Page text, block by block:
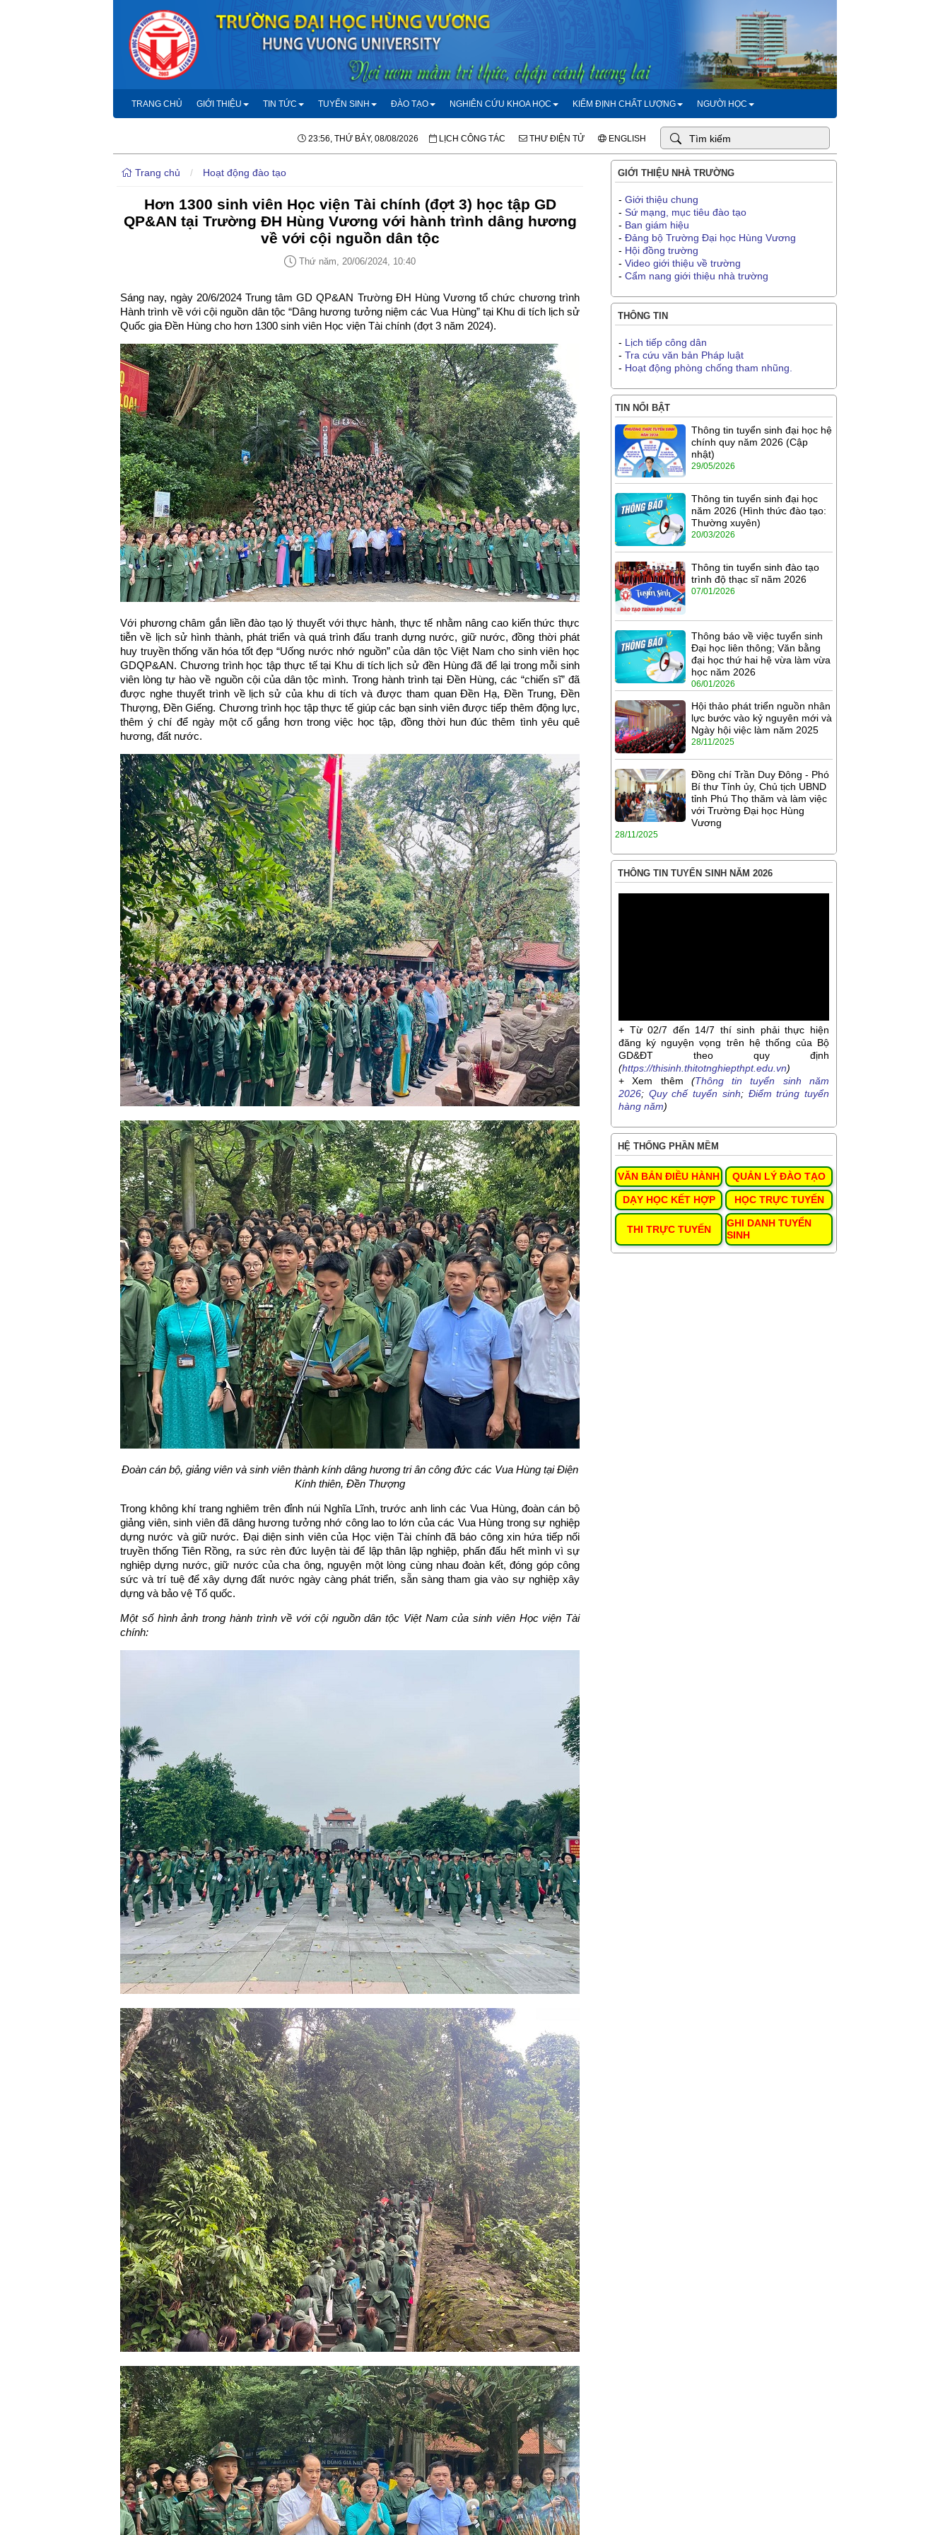
TRANG CHỦ GIỚI THIỆU TIN TỨC TUYỂN SINH ĐÀO TẠO NGHIÊN CỨU KHOA HỌC KIỂM ĐỊNH CHẤT LƯỢNG NGƯỜI HỌC
23:56, THỨ BẢY, 08/08/2026 LỊCH CÔNG TÁC THƯ ĐIỆN TỬ ENGLISH
Trang chủ / Hoạt động đào tạo
Hơn 1300 sinh viên Học viện Tài chính (đợt 3) học tập GD
QP&AN tại Trường ĐH Hùng Vương với hành trình dâng hương
về với cội nguồn dân tộc
Thứ năm, 20/06/2024, 10:40
Sáng nay, ngày 20/6/2024 Trung tâm GD QP&AN Trường ĐH Hùng Vương tổ chức chương trình
Hành trình về với cội nguồn dân tộc “Dâng hương tưởng niệm các Vua Hùng” tại Khu di tích lịch sử
Quốc gia Đền Hùng cho hơn 1300 sinh viên Học viện Tài chính (đợt 3 năm 2024).
Với phương châm gắn liền đào tạo lý thuyết với thực hành, thực tế nhằm nâng cao kiến thức thực
tiễn về lịch sử hình thành, phát triển và quá trình đấu tranh dựng nước, giữ nước, đồng thời phát
huy truyền thống văn hóa tốt đẹp “Uống nước nhớ nguồn” của dân tộc Việt Nam cho sinh viên học
GDQP&AN. Chương trình học tập thực tế tại Khu di tích lịch sử đền Hùng đã để lại trong mỗi sinh
viên lòng tự hào về nguồn cội của dân tộc mình. Trong hành trình tại Đền Hùng, các “chiến sĩ” đã
được nghe thuyết trình về lịch sử của khu di tích và được tham quan Đền Hạ, Đền Trung, Đền
Thượng, Đền Giếng. Chương trình học tập thực tế giúp các bạn sinh viên được tiếp thêm động lực,
thêm ý chí để ngày một cố gắng hơn trong việc học tập, đồng thời hun đúc thêm tình yêu quê
hương, đất nước.
Đoàn cán bộ, giảng viên và sinh viên thành kính dâng hương tri ân công đức các Vua Hùng tại Điện
Kính thiên, Đền Thượng
Trong không khí trang nghiêm trên đỉnh núi Nghĩa Lĩnh, trước anh linh các Vua Hùng, đoàn cán bộ
giảng viên, sinh viên đã dâng hương tưởng nhớ công lao to lớn của các Vua Hùng trong sự nghiệp
dựng nước và giữ nước. Đại diện sinh viên của Học viện Tài chính đã báo công xin hứa tiếp nối
truyền thống Tiên Rồng, ra sức rèn đức luyện tài để lập thân lập nghiệp, phấn đấu hết mình vì sự
nghiệp dựng nước, giữ nước của cha ông, nguyện một lòng cùng nhau đoàn kết, đóng góp công
sức và trí tuệ để xây dựng đất nước ngày càng phát triển, sẵn sàng tham gia vào sự nghiệp xây
dựng và bảo vệ Tổ quốc.
Một số hình ảnh trong hành trình về với cội nguồn dân tộc Việt Nam của sinh viên Học viện Tài
chính:
GIỚI THIỆU NHÀ TRƯỜNG
- Giới thiệu chung
- Sứ mạng, mục tiêu đào tạo
- Ban giám hiệu
- Đảng bộ Trường Đại học Hùng Vương
- Hội đồng trường
- Video giới thiệu về trường
- Cẩm nang giới thiệu nhà trường
THÔNG TIN
- Lịch tiếp công dân
- Tra cứu văn bản Pháp luật
- Hoạt động phòng chống tham nhũng.
TIN NỔI BẬT
Thông tin tuyển sinh đại học hệ
chính quy năm 2026 (Cập
nhật)
29/05/2026
Thông tin tuyển sinh đại học
năm 2026 (Hình thức đào tạo:
Thường xuyên)
20/03/2026
Thông tin tuyển sinh đào tạo
trình độ thạc sĩ năm 2026
07/01/2026
Thông báo về việc tuyển sinh
Đại học liên thông; Văn bằng
đại học thứ hai hệ vừa làm vừa
học năm 2026
06/01/2026
Hội thảo phát triển nguồn nhân
lực bước vào kỷ nguyên mới và
Ngày hội việc làm năm 2025
28/11/2025
Đồng chí Trần Duy Đông - Phó
Bí thư Tỉnh ủy, Chủ tịch UBND
tỉnh Phú Thọ thăm và làm việc
với Trường Đại học Hùng
Vương
28/11/2025
THÔNG TIN TUYỂN SINH NĂM 2026
+ Từ 02/7 đến 14/7 thí sinh phải thực hiện
đăng ký nguyện vọng trên hệ thống của Bộ
GD&ĐT theo quy định
(https://thisinh.thitotnghiepthpt.edu.vn)
+ Xem thêm (Thông tin tuyển sinh năm
2026; Quy chế tuyển sinh; Điểm trúng tuyển
hàng năm)
HỆ THỐNG PHẦN MỀM
VĂN BẢN ĐIỀU HÀNH QUẢN LÝ ĐÀO TẠO
DẠY HỌC KẾT HỢP HỌC TRỰC TUYẾN
THI TRỰC TUYẾN
GHI DANH TUYỂN
SINH